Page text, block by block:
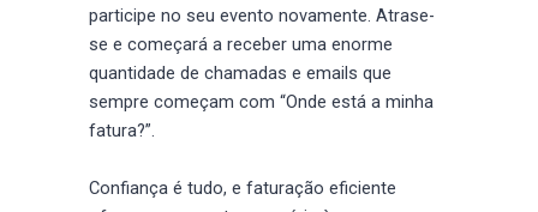
participe no seu evento novamente. Atrase-
se e começará a receber uma enorme
quantidade de chamadas e emails que
sempre começam com “Onde está a minha
fatura?”.
Confiança é tudo, e faturação eficiente